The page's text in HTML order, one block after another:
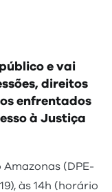
e vai
direitos
enfrentados
à Justiça
(DPE-
às 14h (horário